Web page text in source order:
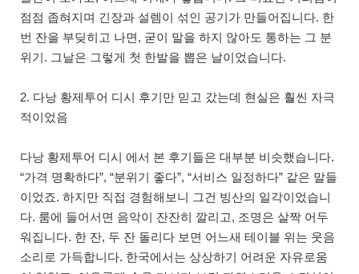
점점 좁혀지며 긴장과 설렘이 섞인 공기가 만들어집니다. 한
번 잔을 부딪히고 나면, 굳이 말을 하지 않아도 통하는 그 분
위기. 그날은 그렇게 첫 한발을 뽑은 날이었습니다.
2. 다낭 황제투어 디시 후기만 믿고 갔는데 현실은 훨씬 자극
적이었음
다낭 황제투어 디시 에서 본 후기들은 대부분 비슷했습니다.
“가격 명확하다”, “분위기 좋다”, “서비스 일정하다” 같은 말들
이었죠. 하지만 직접 경험해보니 그건 빙산의 일각이었습니
다. 룸에 들어서면 음악이 잔잔히 깔리고, 조명은 살짝 어두
워집니다. 한 잔, 두 잔 돌리다 보면 어느새 테이블 위는 웃음
소리로 가득합니다. 한국에서는 상상하기 어려운 자유로움